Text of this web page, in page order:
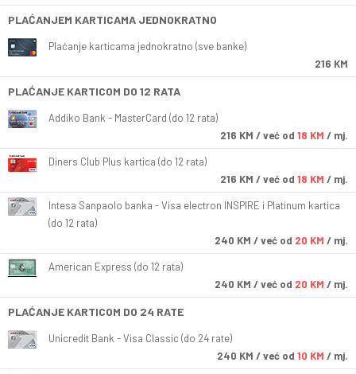
PLAĆANJEM KARTICAMA JEDNOKRATNO
Plaćanje karticama jednokratno (sve banke)
216 KM
PLAĆANJE KARTICOM DO 12 RATA
Addiko Bank - MasterCard (do 12 rata)
216 KM / već od 18 KM / mj.
Diners Club Plus kartica (do 12 rata)
216 KM / već od 18 KM / mj.
Intesa Sanpaolo banka - Visa electron INSPIRE i Platinum kartica
(do 12 rata)
240 KM / već od 20 KM / mj.
American Express (do 12 rata)
240 KM / već od 20 KM / mj.
PLAĆANJE KARTICOM DO 24 RATE
Unicredit Bank - Visa Classic (do 24 rate)
240 KM / već od 10 KM / mj.